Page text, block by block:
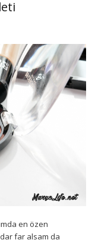
en özen
far alsam da